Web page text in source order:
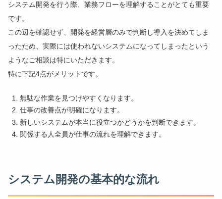
システム開発を行う際、業務フローを理解することがとても重要
です。
この辺を確認せず、開発を経営層のみで判断し導入を決めてしま
ったため、実際には使われないシステムになってしまったという
ようなご相談は特にいただきます。
特に下記4点がメリットです。
無駄な作業を見つけやすくなります。
仕事の改善点が明確になります。
新しいシステムが本当に役立つかどうかを判断できます。
関係する人全員が仕事の流れを理解できます。
システム開発の基本的な流れ